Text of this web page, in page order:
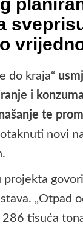
do kraja“
i
te
novi
projekta
„Otpad
tisuća